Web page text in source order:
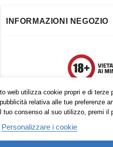
web utilizza cookie propri e di terze
relativa alle tue preferenze
tuo consenso al suo utilizzo, premi il
Personalizzare i cookie
INFORMAZIONI NEGOZIO